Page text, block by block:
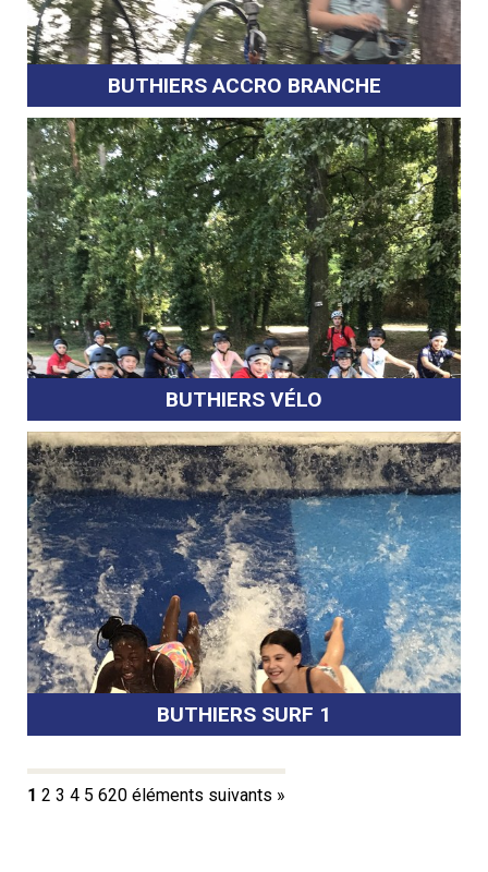
BUTHIERS ACCRO BRANCHE
BUTHIERS VÉLO
BUTHIERS SURF 1
20 éléments suivants »
1 2 3 4 5 6